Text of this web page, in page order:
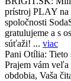
prístroj PLAY na
spoločnosti
gratulujeme a s
súťaži! ... viac
Pani Otília: Tieto
Prajem vám veľa
obdobia, Vaša